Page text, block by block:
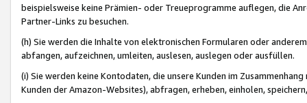
beispielsweise keine Prämien- oder Treueprogramme auflegen, die
Partner-Links zu besuchen.
(h) Sie werden die Inhalte von elektronischen Formularen oder
abfangen, aufzeichnen, umleiten, auslesen, auslegen oder ausfüllen.
(i) Sie werden keine Kontodaten, die unsere Kunden im
Kunden der Amazon-Websites), abfragen, erheben, einholen,